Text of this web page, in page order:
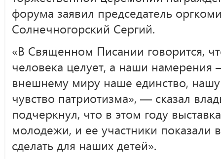
форума заявил председатель
Солнечногорский Сергий.
«В Священном Писании говорится,
человека целует, а наши намерения
внешнему миру наше единство,
чувство патриотизма», — сказал
подчеркнул, что в этом году
молодежи, и ее участники показали
сделать для наших детей».